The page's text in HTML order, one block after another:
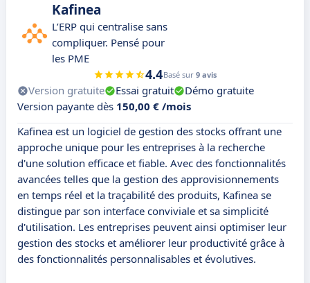
Kafinea
L’ERP qui centralise sans
compliquer. Pensé pour
les PME
4.4Basé sur 9 avis
Version gratuite Essai gratuit
Démo gratuite
Version payante dès 150,00 € /mois
Kafinea est un logiciel de gestion des stocks offrant une
approche unique pour les entreprises à la recherche
d'une solution efficace et fiable. Avec des fonctionnalités
avancées telles que la gestion des approvisionnements
en temps réel et la traçabilité des produits, Kafinea se
distingue par son interface conviviale et sa simplicité
d'utilisation. Les entreprises peuvent ainsi optimiser leur
gestion des stocks et améliorer leur productivité grâce à
des fonctionnalités personnalisables et évolutives.